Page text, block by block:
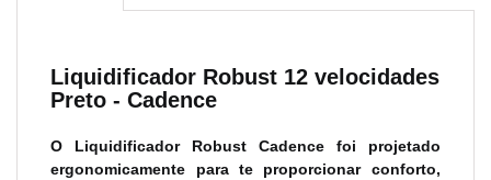
Liquidificador Robust 12 velocidades
Preto - Cadence
O Liquidificador Robust Cadence foi projetado
ergonomicamente para te proporcionar conforto,